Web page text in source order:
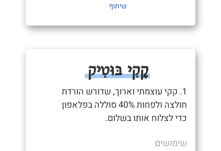
שיתוף
קָקִי בּוּטִיק
1. קקי עוצמתי וארוך, שדורש הורדת
חולצה ולפחות 40% סוללה בפלאפון
כדי לצלוח אותו בשלום.
שימושים